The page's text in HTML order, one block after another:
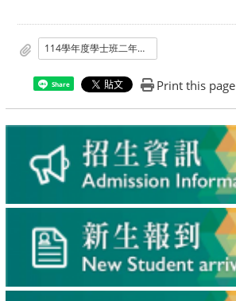
114學年度學士班二年級轉學生招生考試錄取名單.pdf
Share Print this page